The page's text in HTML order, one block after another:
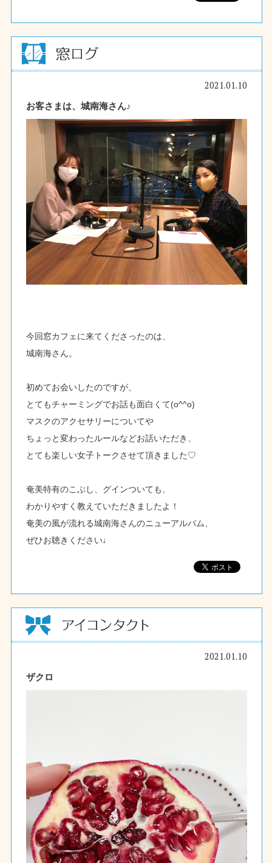
2021.01.10
お客さまは、城南海さん♪
今回窓カフェに来てくださったのは、
城南海さん。
初めてお会いしたのですが、
とてもチャーミングでお話も面白くて(o^^o)
マスクのアクセサリーについてや
ちょっと変わったルールなどお話いただき、
とても楽しい女子トークさせて頂きました♡
奄美特有のこぶし、グインついても、
わかりやすく教えていただきましたよ！
奄美の風が流れる城南海さんのニューアルバム、
ぜひお聴きください♩
2021.01.10
ザクロ